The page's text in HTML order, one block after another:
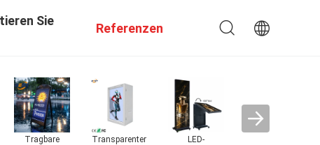
Sie
Referenzen
LED
Anzeige mit E-
Bar-LED-Anzeige